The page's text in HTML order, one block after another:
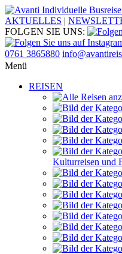
Individuelle
AKTUELLES |
FOLGEN SIE UNS:
0761 3865880
Menü
REISEN
Kultur­reisen und